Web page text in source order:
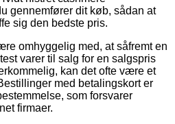
gennemfører dit køb, sådan at
sig den bedste pris.
omhyggelig med, at såfremt en
varer til salg for en salgspris
kan det ofte være et
med betalingskort er
som forsvarer
firmaer.